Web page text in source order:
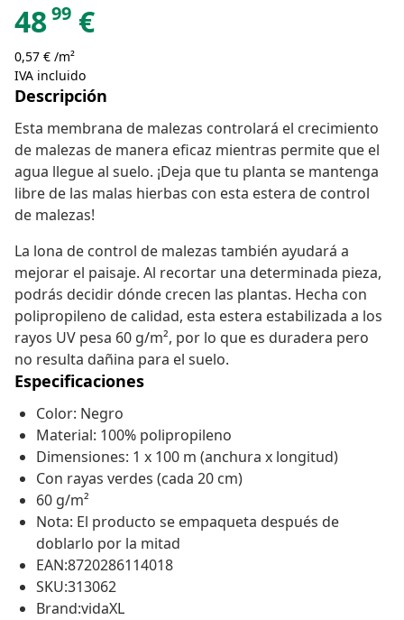
4899 €
0,57 € /m²
IVA incluido
Descripción
Esta membrana de malezas controlará el crecimiento
de malezas de manera eficaz mientras permite que el
agua llegue al suelo. ¡Deja que tu planta se mantenga
libre de las malas hierbas con esta estera de control
de malezas!
La lona de control de malezas también ayudará a
mejorar el paisaje. Al recortar una determinada pieza,
podrás decidir dónde crecen las plantas. Hecha con
polipropileno de calidad, esta estera estabilizada a los
rayos UV pesa 60 g/m², por lo que es duradera pero
no resulta dañina para el suelo.
Especificaciones
Color: Negro
Material: 100% polipropileno
Dimensiones: 1 x 100 m (anchura x longitud)
Con rayas verdes (cada 20 cm)
60 g/m²
Nota: El producto se empaqueta después de
doblarlo por la mitad
EAN:8720286114018
SKU:313062
Brand:vidaXL